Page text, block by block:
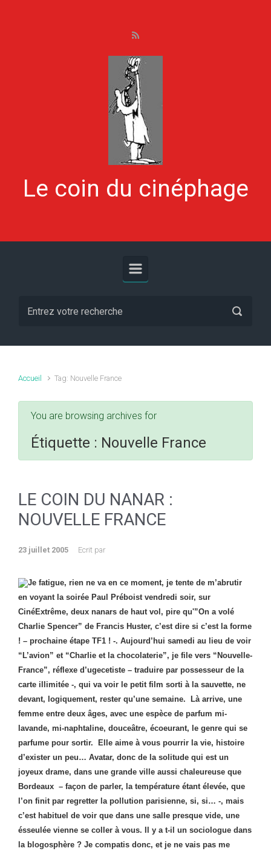
Le coin du cinéphage
Accueil Tag: Nouvelle France
You are browsing archives for
Étiquette : Nouvelle France
LE COIN DU NANAR :
NOUVELLE FRANCE
23 juillet 2005 Ecrit par
Je fatigue, rien ne va en ce moment, je tente de m’abrutir
en voyant la soirée Paul Préboist vendredi soir, sur
CinéExtrême, deux nanars de haut vol, pire qu'”On a volé
Charlie Spencer” de Francis Huster, c’est dire si c’est la forme
! – prochaine étape TF1 ! -. Aujourd’hui samedi au lieu de voir
“L’avion” et “Charlie et la chocolaterie”, je file vers “Nouvelle-
France”, réflexe d’ugecetiste – traduire par possesseur de la
carte illimitée -, qui va voir le petit film sorti à la sauvette, ne
devant, logiquement, rester qu’une semaine.
Là arrive, une
femme entre deux âges, avec une espèce de parfum mi-
lavande, mi-naphtaline, douceâtre, écoeurant, le genre qui se
parfume pour sortir. Elle aime à vous pourrir la vie, histoire
d’exister un peu… Avatar, donc de la solitude qui est un
joyeux drame, dans une grande ville aussi chaleureuse que
Bordeaux – façon de parler, la température étant élevée, que
l’on finit par regretter la pollution parisienne, si, si… -, mais
c’est habituel de voir que dans une salle presque vide, une
ésseulée vienne se coller à vous. Il y a t-il un sociologue dans
la blogosphère ? Je compatis donc, et je ne vais pas me